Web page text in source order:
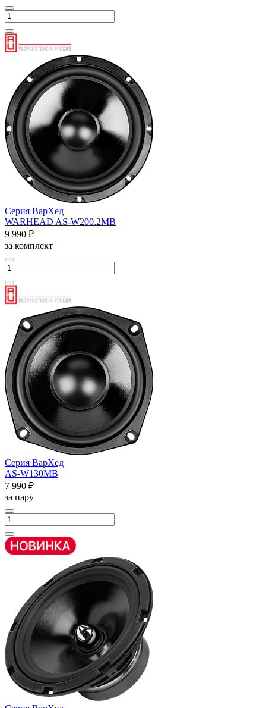
Серия ВарХед
WARHEAD AS-W200.2MB
9 990 ₽
за комплект
Серия ВарХед
AS-W130MB
7 990 ₽
за пару